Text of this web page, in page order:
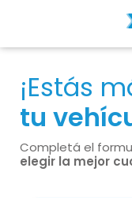
¡Estás
tu
Completá el
elegir la mejor